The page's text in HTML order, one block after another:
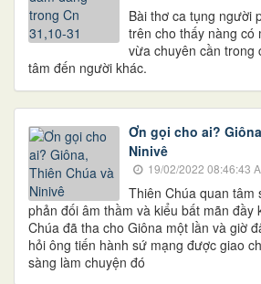
Bài thơ ca tụng người
trên cho thấy nàng có
vừa chuyên cần trong
tâm đến người khác.
Ơn gọi cho ai?
Ninivê
19/02/2022 08:46:43
Thiên Chúa quan tâm
phản đối âm thầm và kiểu bất mãn đầy
Chúa đã tha cho Giôna một lần và giờ
hỏi ông tiến hành sứ mạng được giao
sàng làm chuyện đó